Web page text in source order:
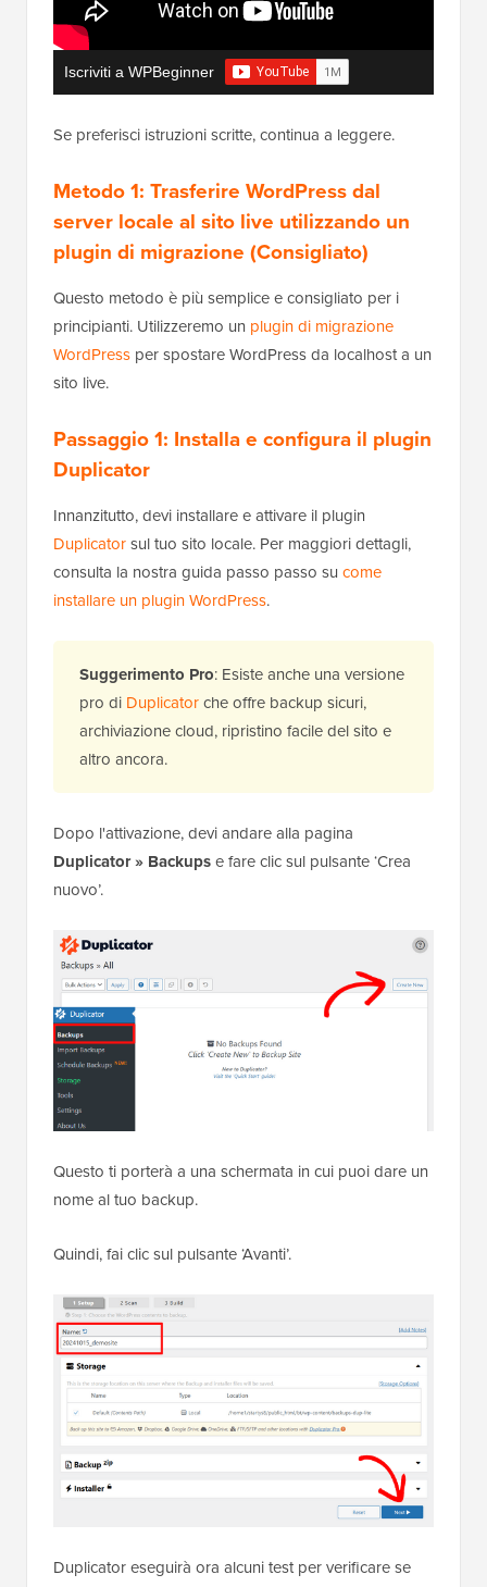
Iscriviti a WPBeginner
Se preferisci istruzioni scritte, continua a leggere.
Metodo 1: Trasferire WordPress dal
server locale al sito live utilizzando un
plugin di migrazione (Consigliato)
Questo metodo è più semplice e consigliato per i
principianti. Utilizzeremo un plugin di migrazione
WordPress per spostare WordPress da localhost a un
sito live.
Passaggio 1: Installa e configura il plugin
Duplicator
Innanzitutto, devi installare e attivare il plugin
Duplicatorsul tuo sito locale. Per maggiori dettagli,
consulta la nostra guida passo passo su come
installare un plugin WordPress.
Suggerimento Pro: Esiste anche una versione
pro di Duplicatorche offre backup sicuri,
archiviazione cloud, ripristino facile del sito e
altro ancora.
Dopo l'attivazione, devi andare alla pagina
Duplicator » Backupse fare clic sul pulsante ‘Crea
nuovo’.
Questo ti porterà a una schermata in cui puoi dare un
nome al tuo backup.
Quindi, fai clic sul pulsante ‘Avanti’.
Duplicator eseguirà ora alcuni test per verificare se